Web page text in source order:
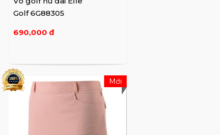
Golf 6G88305
690,000 đ
Mới